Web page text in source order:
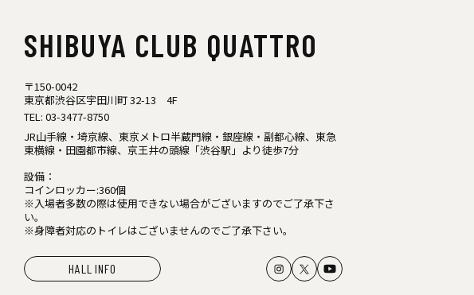
SHIBUYA CLUB QUATTRO
〒150-0042
東京都渋谷区宇田川町 32-13 4F
TEL: 03-3477-8750
JR山手線・埼京線、東京メトロ半蔵門線・銀座線・副都心線、東急
東横線・田園都市線、京王井の頭線「渋谷駅」より徒歩7分
設備：
コインロッカー:360個
※入場者多数の際は使用できない場合がございますのでご了承下さ
い。
※身障者対応のトイレはございませんのでご了承下さい。
HALL INFO